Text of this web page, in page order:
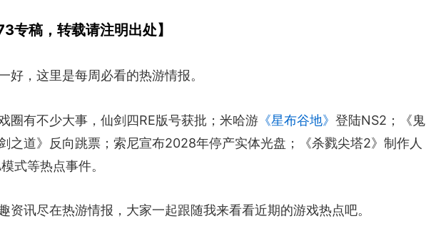
专稿，转载请注明出处】
好，这里是每周必看的热游情报。
圈有不少大事，仙剑四RE版号获批；米哈游 《星布谷地》 登陆NS2；《鬼
之道》反向跳票；索尼宣布2028年停产实体光盘；《杀戮尖塔2》制作人
式等热点事件。
资讯尽在热游情报，大家一起跟随我来看看近期的游戏热点吧。